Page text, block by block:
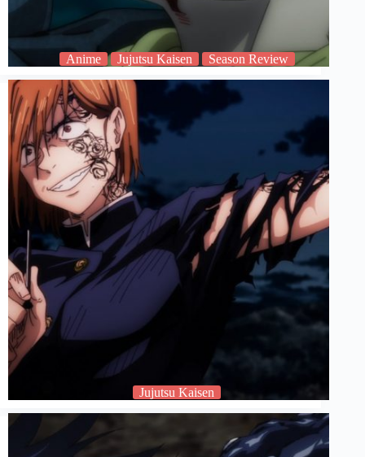
Anime Jujutsu Kaisen Season Review
Jujutsu Kaisen